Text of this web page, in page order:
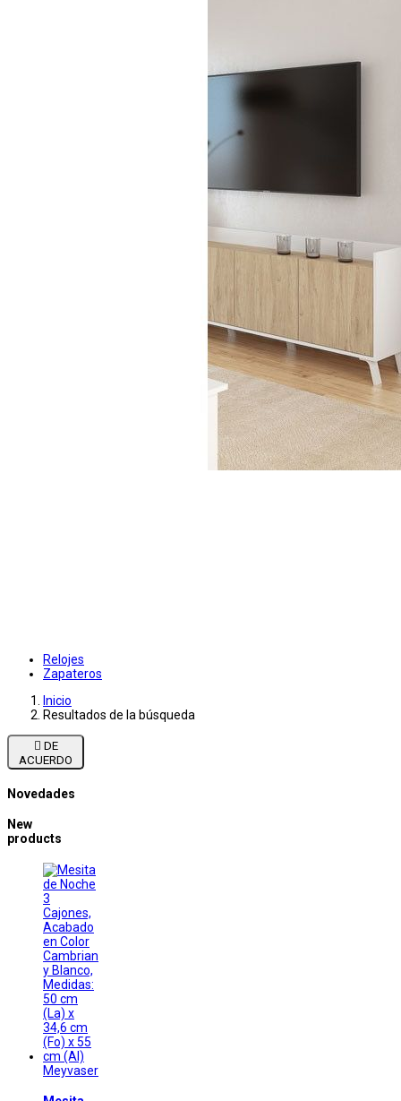
Relojes
Zapateros
Inicio
Resultados de la búsqueda

ACUERDO
Novedades
New
products
Meyvaser